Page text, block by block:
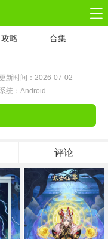
攻略 合集
新时间：2026-07-02
系统：Android
评论